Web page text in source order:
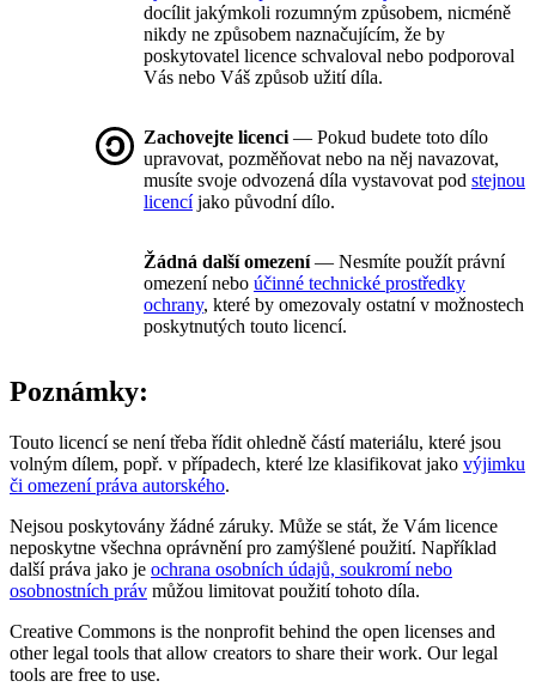
docílit jakýmkoli rozumným způsobem, nicméně
nikdy ne způsobem naznačujícím, že by
poskytovatel licence schvaloval nebo podporoval
Vás nebo Váš způsob užití díla.
Zachovejte licenci — Pokud budete toto dílo
upravovat, pozměňovat nebo na něj navazovat,
musíte svoje odvozená díla vystavovat pod stejnou
licencíjako původní dílo.
Žádná další omezení— Nesmíte použít právní
omezení nebo účinné technické prostředky
ochrany, které by omezovaly ostatní v možnostech
poskytnutých touto licencí.
Poznámky:
Touto licencí se není třeba řídit ohledně částí materiálu, které jsou
volným dílem, popř. v případech, které lze klasifikovat jako výjimku
či omezení práva autorského.
Nejsou poskytovány žádné záruky. Může se stát, že Vám licence
neposkytne všechna oprávnění pro zamýšlené použití. Například
další práva jako je ochrana osobních údajů, soukromí nebo
osobnostních práv můžou limitovat použití tohoto díla.
Creative Commons is the nonprofit behind the open licenses and
other legal tools that allow creators to share their work. Our legal
tools are free to use.